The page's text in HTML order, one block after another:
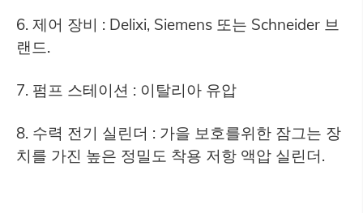
6. 제어 장비 : Delixi, Siemens 또는 Schneider 브
랜드.
7. 펌프 스테이션 : 이탈리아 유압
8. 수력 전기 실린더 : 가을 보호를위한 잠그는 장
치를 가진 높은 정밀도 착용 저항 액압 실린더.